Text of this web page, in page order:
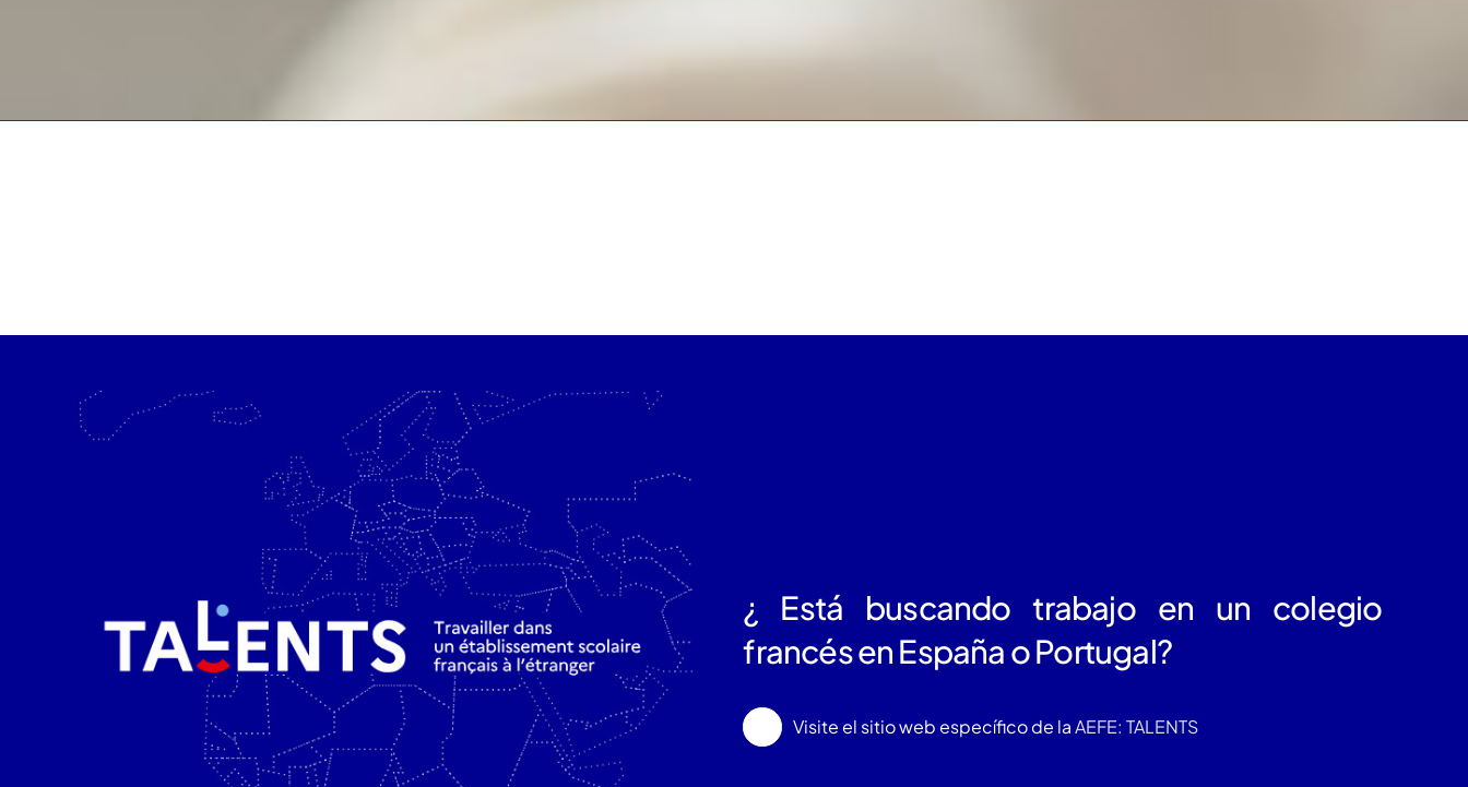
¿ Está buscando trabajo en un colegio
francés en España o Portugal?
Visite el sitio web específico de laAEFE: TALENTS